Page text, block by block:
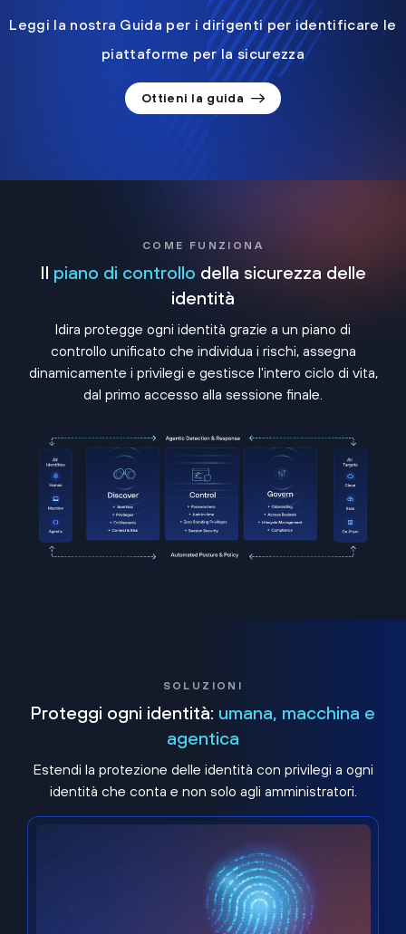
Leggi la nostra Guida per i dirigenti per identificare le
piattaforme per la sicurezza
Ottieni la guida
COME FUNZIONA
Il piano di controllo della sicurezza delle
identità
Idira protegge ogni identità grazie a un piano di
controllo unificato che individua i rischi, assegna
dinamicamente i privilegi e gestisce l'intero ciclo di vita,
dal primo accesso alla sessione finale.
SOLUZIONI
Proteggi ogni identità: umana, macchina e
agentica
Estendi la protezione delle identità con privilegi a ogni
identità che conta e non solo agli amministratori.